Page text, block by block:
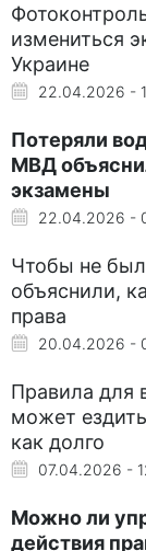
измениться
Украине
22.04.2026 -
Потеряли
МВД
экзамены
22.04.2026 -
Чтобы не
объяснили,
права
20.04.2026 -
Правила для
может
как долго
07.04.2026 -
Можно ли
действия